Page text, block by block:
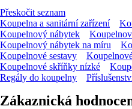
Přeskočit seznam
Koupelna a sanitární zařízení
Koupelnový nábytek
Koupelnový nábytek na míru
Koupelnové sestavy
Koupelnové skříňky nízké
Regály do koupelny
Zákaznická